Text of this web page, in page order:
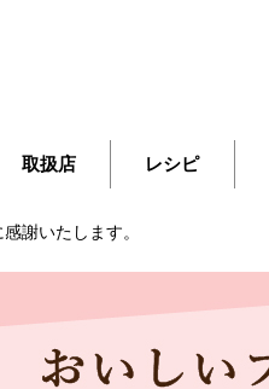
取扱店 レシピ
謝いたします。